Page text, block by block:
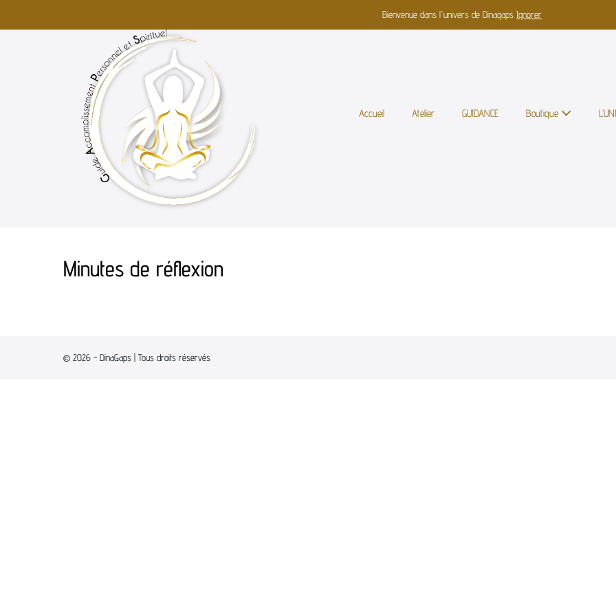
Bienvenue dans l'univers de Dinagaps Ignorer
Accueil Atelier GUIDANCE Boutique
Minutes de réflexion
© 2026 - DinaGaps | Tous droits réservés